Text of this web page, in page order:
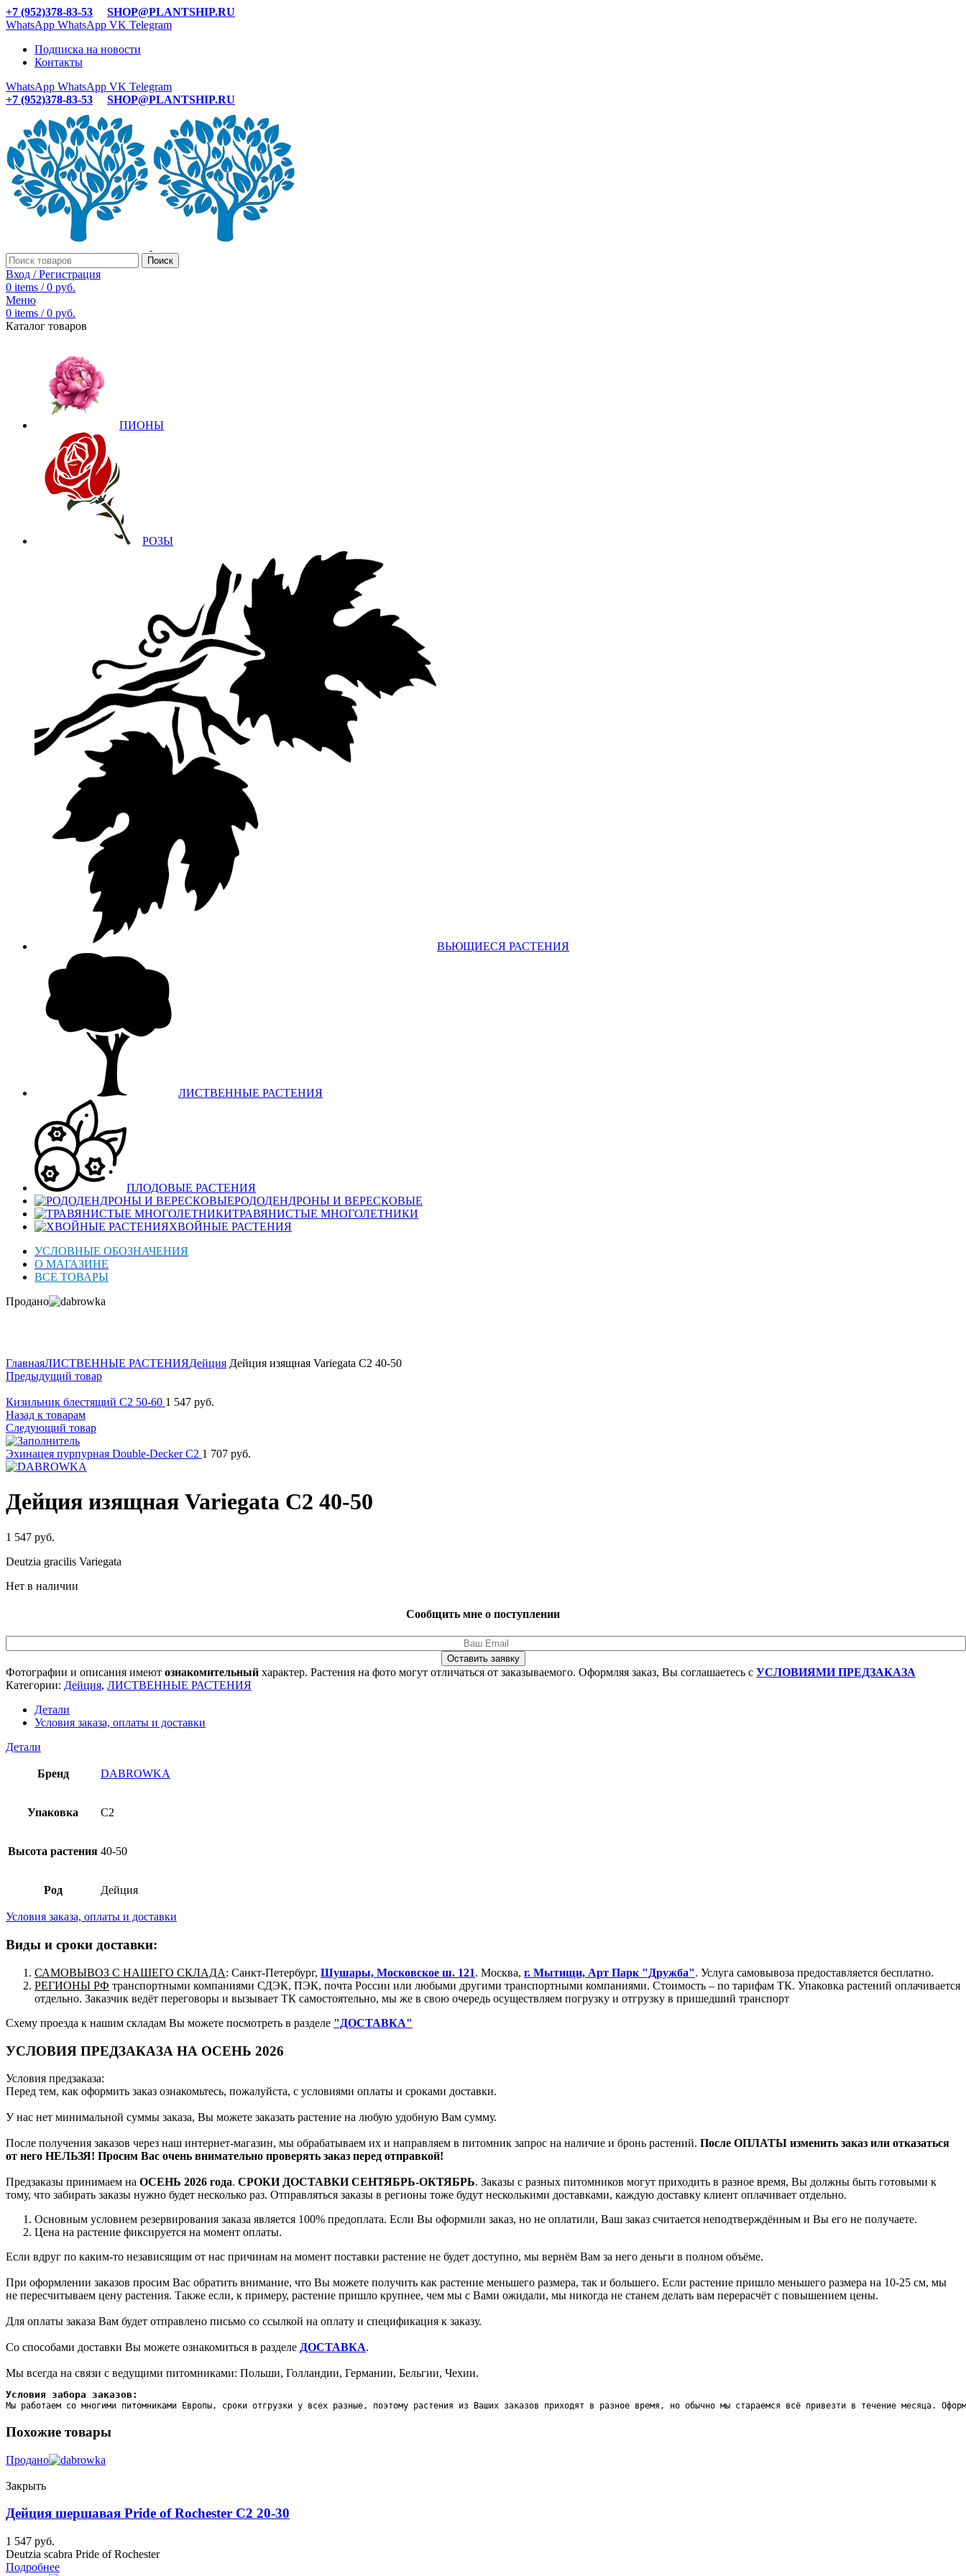
+7 (952)378-83-53
SHOP@PLANTSHIP.RU
WhatsApp WhatsApp VK Telegram
Подписка на новости
Контакты
WhatsApp WhatsApp VK Telegram
+7 (952)378-83-53
SHOP@PLANTSHIP.RU
Поиск
Вход / Регистрация
0 items / 0 руб.
Меню
0 items / 0 руб.
Каталог товаров
ПИОНЫ
РОЗЫ
ВЬЮЩИЕСЯ РАСТЕНИЯ
ЛИСТВЕННЫЕ РАСТЕНИЯ
ПЛОДОВЫЕ РАСТЕНИЯ
РОДОДЕНДРОНЫ И ВЕРЕСКОВЫЕ
ТРАВЯНИСТЫЕ МНОГОЛЕТНИКИ
ХВОЙНЫЕ РАСТЕНИЯ
УСЛОВНЫЕ ОБОЗНАЧЕНИЯ
О МАГАЗИНЕ
ВСЕ ТОВАРЫ
Продано
ГлавнаяЛИСТВЕННЫЕ РАСТЕНИЯДейция Дейция изящная Variegata C2 40-50
Предыдущий товар
Кизильник блестящий C2 50-60 1 547 руб.
Назад к товарам
Следующий товар
Эхинацея пурпурная Double-Decker C2 1 707 руб.
Дейция изящная Variegata C2 40-50
1 547 руб.
Deutzia gracilis Variegata
Нет в наличии
Сообщить мне о поступлении
Оставить заявку
Фотографии и описания имеют ознакомительный характер. Растения на фото могут отличаться от заказываемого. Оформляя заказ, Вы соглашаетесь с УСЛОВИЯМИ ПРЕДЗАКАЗА
Категории: Дейция, ЛИСТВЕННЫЕ РАСТЕНИЯ
Детали
Условия заказа, оплаты и доставки
Детали
Бренд DABROWKA
Упаковка C2
Высота растения 40-50
Род Дейция
Условия заказа, оплаты и доставки
Виды и сроки доставки:
САМОВЫВОЗ С НАШЕГО СКЛАДА: Санкт-Петербург, Шушары, Московское ш. 121. Москва, г. Мытищи, Арт Парк "Дружба". Услуга самовывоза предоставляется бесплатно.
РЕГИОНЫ РФ транспортными компаниями СДЭК, ПЭК, почта России или любыми другими транспортными компаниями. Стоимость – по тарифам ТК. Упаковка растений оплачивается
отдельно. Заказчик ведёт переговоры и вызывает ТК самостоятельно, мы же в свою очередь осуществляем погрузку и отгрузку в пришедший транспорт
Схему проезда к нашим складам Вы можете посмотреть в разделе "ДОСТАВКА"
УСЛОВИЯ ПРЕДЗАКАЗА НА ОСЕНЬ 2026
Условия предзаказа:
Перед тем, как оформить заказ ознакомьтесь, пожалуйста, с условиями оплаты и сроками доставки.
У нас нет минимальной суммы заказа, Вы можете заказать растение на любую удобную Вам сумму.
После получения заказов через наш интернет-магазин, мы обрабатываем их и направляем в питомник запрос на наличие и бронь растений. После ОПЛАТЫ изменить заказ или отказаться
от него НЕЛЬЗЯ! Просим Вас очень внимательно проверять заказ перед отправкой!
Предзаказы принимаем на ОСЕНЬ 2026 года. СРОКИ ДОСТАВКИ СЕНТЯБРЬ-ОКТЯБРЬ. Заказы с разных питомников могут приходить в разное время, Вы должны быть готовыми к
тому, что забирать заказы нужно будет несколько раз. Отправляться заказы в регионы тоже будут несколькими доставками, каждую доставку клиент оплачивает отдельно.
Основным условием резервирования заказа является 100% предоплата. Если Вы оформили заказ, но не оплатили, Ваш заказ считается неподтверждённым и Вы его не получаете.
Цена на растение фиксируется на момент оплаты.
Если вдруг по каким-то независящим от нас причинам на момент поставки растение не будет доступно, мы вернём Вам за него деньги в полном объёме.
При оформлении заказов просим Вас обратить внимание, что Вы можете получить как растение меньшего размера, так и большего. Если растение пришло меньшего размера на 10-25 см, мы
не пересчитываем цену растения. Также если, к примеру, растение пришло крупнее, чем мы с Вами ожидали, мы никогда не станем делать вам перерасчёт с повышением цены.
Для оплаты заказа Вам будет отправлено письмо со ссылкой на оплату и спецификация к заказу.
Со способами доставки Вы можете ознакомиться в разделе ДОСТАВКА.
Мы всегда на связи с ведущими питомниками: Польши, Голландии, Германии, Бельгии, Чехии.
Условия забора заказов:
Мы работаем со многими питомниками Европы, сроки отгрузки у всех разные, поэтому растения из Ваших заказов приходят в разное время, но обычно мы стараемся всё привезти в течение месяца.
Похожие товары
Продано
Закрыть
Дейция шершавая Pride of Rochester C2 20-30
1 547 руб.
Deutzia scabra Pride of Rochester
Подробнее